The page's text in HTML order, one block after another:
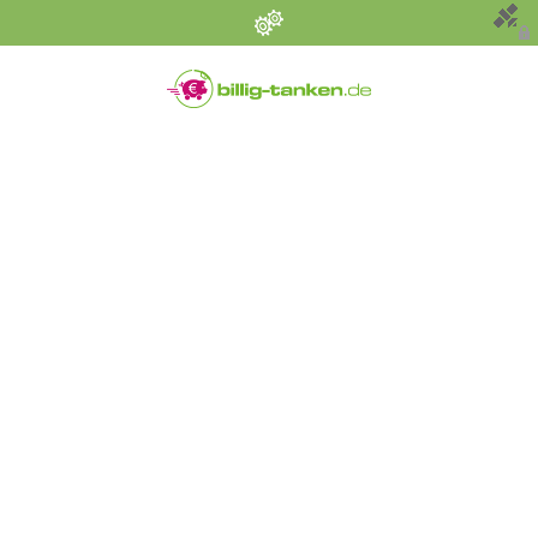
Persönliche Einstellungen